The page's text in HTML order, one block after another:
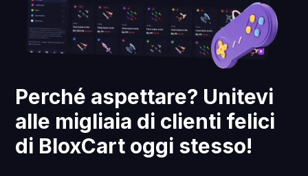
Perché aspettare? Unitevi
alle migliaia di clienti felici
di BloxCart oggi stesso!